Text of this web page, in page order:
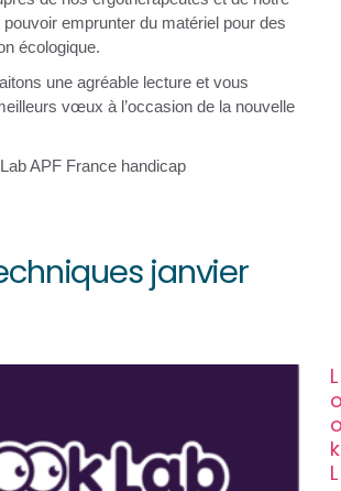
emprunter du matériel pour des
écologique.
une agréable lecture et vous
vœux à l’occasion de la nouvelle
APF France handicap
janvier
L
k
L